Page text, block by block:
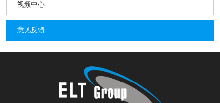
视频中心
意见反馈